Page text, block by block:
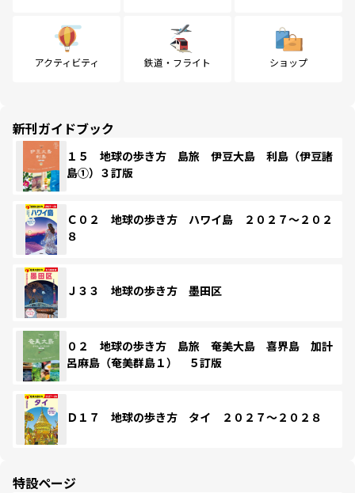
アクティビティ 鉄道・フライト ショップ
新刊ガイドブック
１５ 地球の歩き方 島旅 伊豆大島 利島（伊豆諸
島①）３訂版
Ｃ０２ 地球の歩き方 ハワイ島 ２０２７～２０２
８
Ｊ３３ 地球の歩き方 墨田区
０２ 地球の歩き方 島旅 奄美大島 喜界島 加計
呂麻島（奄美群島１） ５訂版
Ｄ１７ 地球の歩き方 タイ ２０２７～２０２８
特設ページ